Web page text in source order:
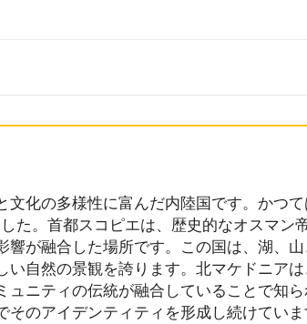
化の多様性に富んだ内陸国です。かつ
た。首都スコピエは、歴史的なオスマン
が融合した場所です。この国は、湖、
自然の景観を誇ります。北マケドニア
ニティの伝統が融合していることで知
のアイデンティティを形成し続けていま